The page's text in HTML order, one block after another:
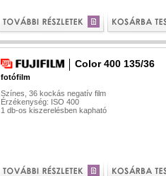
Color 400 135/36
fotófilm
Színes, 36 kockás negatív film
Érzékenység: ISO 400
1 db-os kiszerelésben kapható